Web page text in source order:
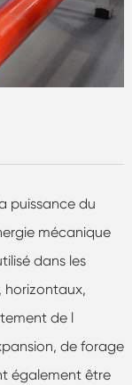
puissance du
mécanique
dans les
horizontaux,
de l
de forage
également être